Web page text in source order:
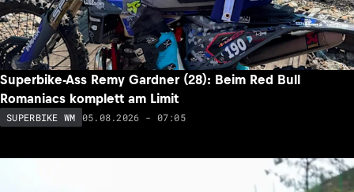
Superbike-Ass Remy Gardner (28): Beim Red Bull
Romaniacs komplett am Limit
SUPERBIKE WM 05.08.2026 - 07:05